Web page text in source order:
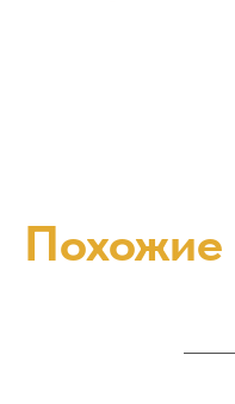
Похожие